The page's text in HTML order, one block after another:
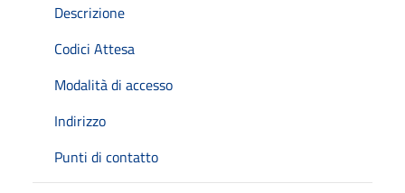
Descrizione
Codici Attesa
Modalità di accesso
Indirizzo
Punti di contatto